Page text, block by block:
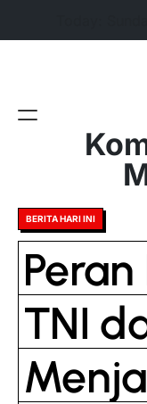
Posted
in
BERITA HARI INI
TNI